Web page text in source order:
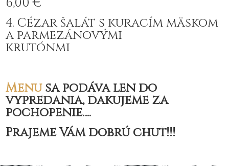
4. Cézar šalát s kuracím mäskom
a parmezánovými
krutónmi
Menusa podáva len do
vypredania, ďakujeme za
pochopenie….
Prajeme Vám dobrú chuť!!!